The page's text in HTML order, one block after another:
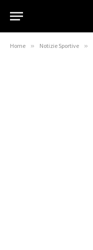
Home » Notizie Sportive »